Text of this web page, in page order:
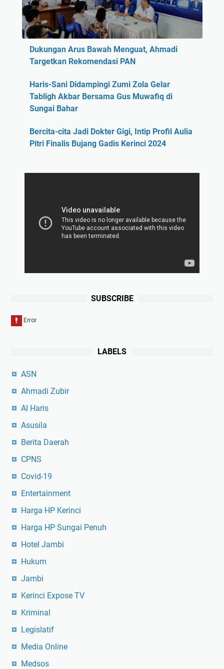
Dukungan Arus Bawah Menguat, Ahmadi
Targetkan Rekomendasi PAN
Haris-Sani Didampingi Zumi Zola Gelar
Tabligh Akbar Bersama Gus Muwafiq di
Sungai Bahar
Bercita-cita Jadi Dokter Gigi, Intip Profil Aulia
Pitri Finalis Bujang Gadis Kerinci 2024
SUBSCRIBE
LABELS
ASN
Ahmadi Zubir
Al Haris
Asusila
Berita Daerah
CPNS
Covid-19
Entertainment
Harga HP Kerinci
Harga HP Sungai Penuh
Hotel Jambi
Hukum
Jambi
Kerinci Expose TV
Kriminal
Legislatif
Media Online
Medsos